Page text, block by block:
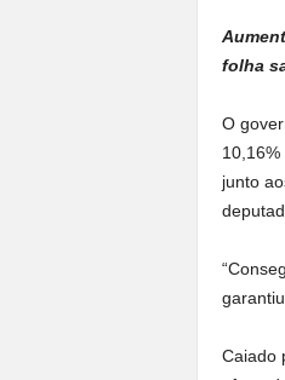
folha
O
junto
Caiado